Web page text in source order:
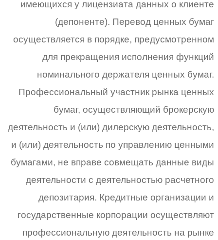
имеющихся у лицензиата данных о клиенте
(депоненте). Перевод ценных бумаг
осуществляется в порядке, предусмотренном
для прекращения исполнения функций
номинального держателя ценных бумаг.
Профессиональный участник рынка ценных
бумаг, осуществляющий брокерскую
деятельность и (или) дилерскую деятельность,
и (или) деятельность по управлению ценными
бумагами, не вправе совмещать данные виды
деятельности с деятельностью расчетного
депозитария. Кредитные организации и
государственные корпорации осуществляют
профессиональную деятельность на рынке